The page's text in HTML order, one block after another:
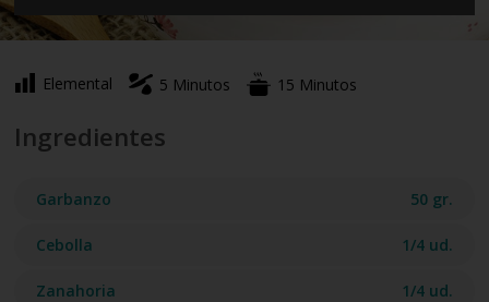
Elemental 5 Minutos 15 Minutos
Ingredientes
Garbanzo 50 gr.
Cebolla 1/4 ud.
Zanahoria 1/4 ud.